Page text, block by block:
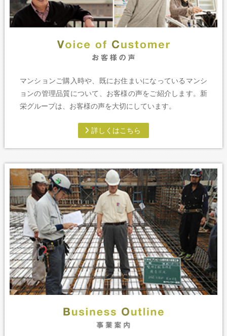
マンションご購入時や、既にお住まいになっているマンシ
ョンの管理品質について、お客様の声をご紹介します。新
栄グループは、お客様の声を大切にしています。
詳しくはこちら